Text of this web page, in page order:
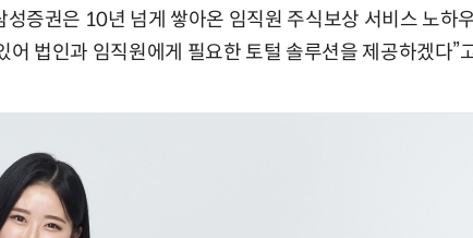
성증권은 10년 넘게 쌓아온 임직원 주식보상 서비스 노하
어 법인과 임직원에게 필요한 토털 솔루션을 제공하겠다”